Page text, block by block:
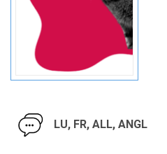
LU, FR, ALL, ANGL